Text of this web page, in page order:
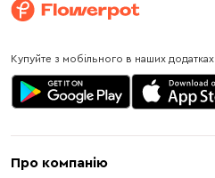
Купуйте з мобільного в наших додатках
Про компанію